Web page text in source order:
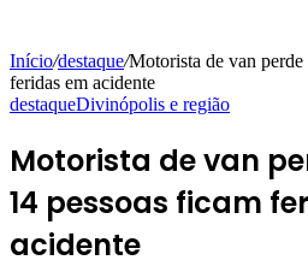
Início/destaque/Motorista de van
feridas em acidente
destaqueDivinópolis e região
Motorista de van
14 pessoas ficam
acidente